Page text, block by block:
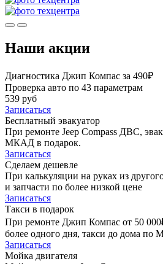
Наши акции
Диагностика Джип Компас за 490₽
Проверка авто по 43 параметрам
539 руб
Записаться
Бесплатный эвакуатор
При ремонте Jeep Compass ДВС,
МКАД в подарок.
Записаться
Сделаем дешевле
При калькуляции на руках из
и запчасти по более низкой цене
Записаться
Такси в подарок
При ремонте Джип Компас от 50
более одного дня, такси до дома по
Записаться
Мойка двигателя